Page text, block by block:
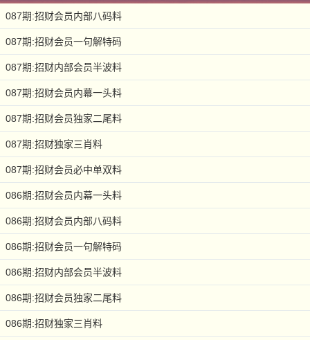
087期:招财会员内部八码料
087期:招财会员一句解特码
087期:招财内部会员半波料
087期:招财会员内幕一头料
087期:招财会员独家二尾料
087期:招财独家三肖料
087期:招财会员必中单双料
086期:招财会员内幕一头料
086期:招财会员内部八码料
086期:招财会员一句解特码
086期:招财内部会员半波料
086期:招财会员独家二尾料
086期:招财独家三肖料